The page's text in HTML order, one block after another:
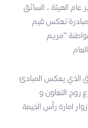
الهيئة ، السائق
مبادرة تعكس قيم
“مريم
الذي يعكس المبادئ
روح التعاون و
امارة رأس الخيمة